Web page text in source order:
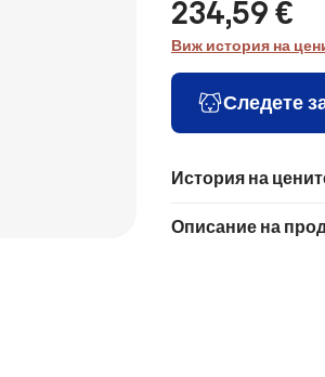
234,59 €
Виж история на
Следете
История на
Описание на